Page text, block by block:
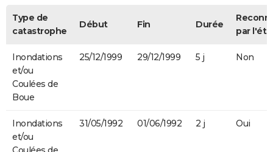
Type de
catastrophe
Début Fin Durée
par
Inondations
et/ou
Coulées de
Boue
25/12/1999 29/12/1999 5 j Non
Inondations
et/ou
31/05/1992 01/06/1992 2 j Oui